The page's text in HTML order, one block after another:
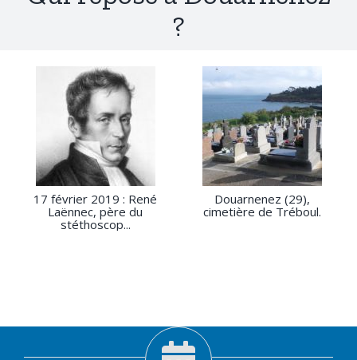
?
17 février 2019 : René
Laënnec, père du
stéthoscop...
Douarnenez (29),
cimetière de Tréboul.